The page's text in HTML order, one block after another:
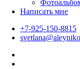
Написать мне
+7-925-150-8815